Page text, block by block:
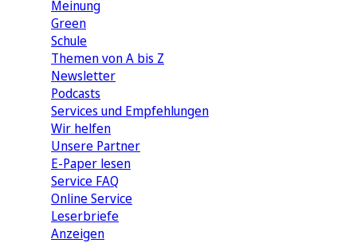
Meinung
Green
Schule
Themen von A bis Z
Newsletter
Podcasts
Services und Empfehlungen
Wir helfen
Unsere Partner
E-Paper lesen
Service FAQ
Online Service
Leserbriefe
Anzeigen